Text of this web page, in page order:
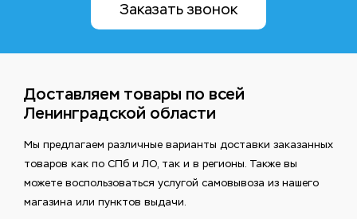
Заказать звонок
Доставляем товары по всей
Ленинградской области
Мы предлагаем различные варианты доставки заказанных
товаров как по СПб и ЛО, так и в регионы. Также вы
можете воспользоваться услугой самовывоза из нашего
магазина или пунктов выдачи.